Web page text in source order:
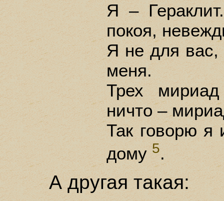
Я –
покоя,
Я не для вас,
меня.
Трех
ничто –
Так говорю
дому5.
А другая такая: